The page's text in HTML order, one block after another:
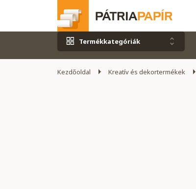
Termékkategóriák
Kezdőoldal
Kreatív és dekortermékek